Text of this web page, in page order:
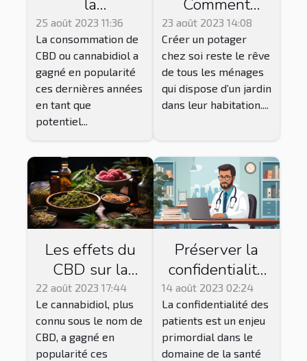
la
consommation
du CBD
25 août 2023 11:36
La consommation de
CBD ou cannabidiol a
gagné en popularité
ces dernières années
en tant que
potentiel...
Comment
réussir le
jardinage
Vegan pour
une récolte
abondante ?
23 août 2023 14:08
Créer un potager
chez soi reste le rêve
de tous les ménages
qui dispose d’un jardin
dans leur habitation....
Les effets du
CBD sur la
santé : ce que
dit la science
22 août 2023 17:44
Le cannabidiol, plus
connu sous le nom de
CBD, a gagné en
popularité ces
Préserver la
confidentialité
des patients
dans un
système de
télésecrétariat
14 août 2023 02:24
La confidentialité des
patients est un enjeu
primordial dans le
domaine de la santé